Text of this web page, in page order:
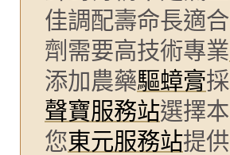
佳調配壽命長適
劑需要高技術專業
添加農藥驅蟑膏
聲寶服務站選擇
您東元服務站提